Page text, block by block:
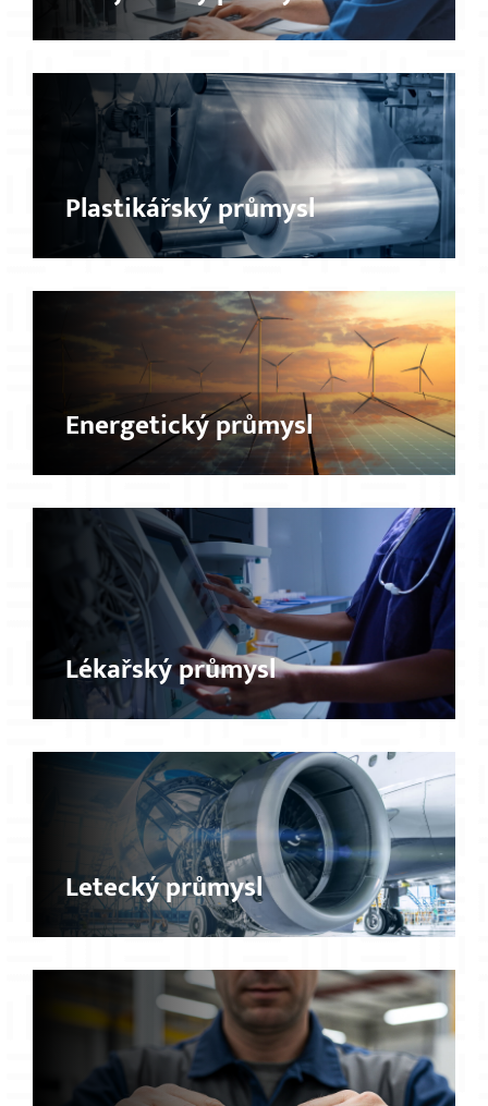
×
Plastikářský průmysl
Energetický průmysl
Lékařský průmysl
Letecký průmysl